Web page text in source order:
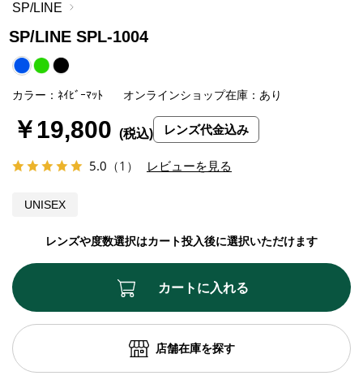
SP/LINE
SP/LINE SPL-1004
5.0 （1） レビューを見る
UNISEX
カラー：ﾈｲﾋﾞｰﾏｯﾄ オンラインショップ在庫：あり
レンズや度数選択はカート投入後に選択いただけます
￥19,800 レンズ代金込み
カートに入れる
店舗在庫を探す